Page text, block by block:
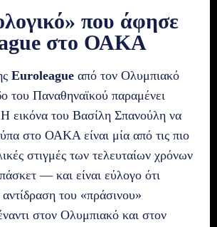
που άφησε
στο ΟΑΚΑ
Euroleague από τον Ολυμπιακό
του Παναθηναϊκού παραμένει
εικόνα του Βασίλη Σπανούλη να
στο ΟΑΚΑ είναι μία από τις πιο
στιγμές των τελευταίων χρόνων
— και είναι εύλογο ότι
του «πράσινου»
στον Ολυμπιακό και στον